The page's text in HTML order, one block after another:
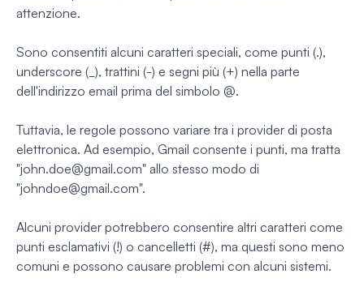
attenzione.
Sono consentiti alcuni caratteri speciali, come punti (.),
underscore (_), trattini (-) e segni più (+) nella parte
dell'indirizzo email prima del simbolo @.
Tuttavia, le regole possono variare tra i provider di posta
elettronica. Ad esempio, Gmail consente i punti, ma tratta
"john.doe@gmail.com" allo stesso modo di
"johndoe@gmail.com".
Alcuni provider potrebbero consentire altri caratteri come
punti esclamativi (!) o cancelletti (#), ma questi sono meno
comuni e possono causare problemi con alcuni sistemi.